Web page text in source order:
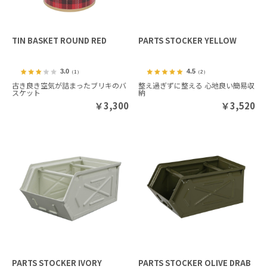
TIN BASKET ROUND RED
3.0（1）
古き良き空気が詰まったブリキのバ
スケット
￥3,300
PARTS STOCKER YELLOW
4.5 （2）
整え過ぎずに整える 心地良い簡易収
納
￥3,520
PARTS STOCKER IVORY PARTS STOCKER OLIVE DRAB